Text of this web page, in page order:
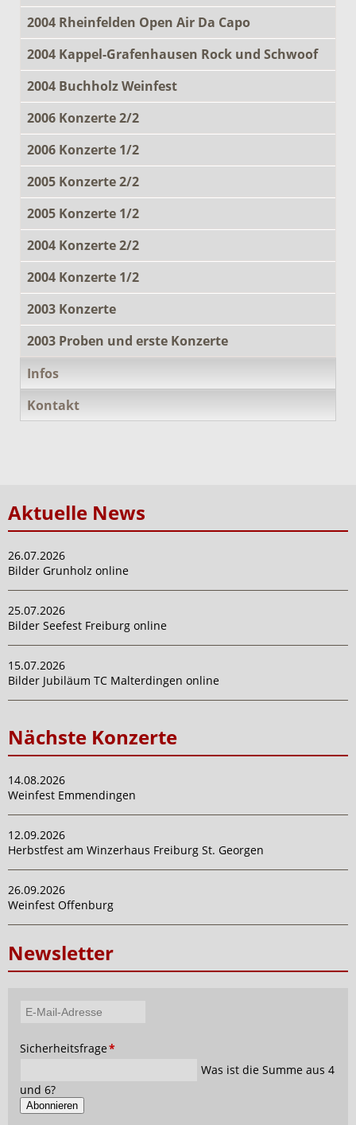
2004 Rheinfelden Open Air Da Capo
2004 Kappel-Grafenhausen Rock und Schwoof
2004 Buchholz Weinfest
2006 Konzerte 2/2
2006 Konzerte 1/2
2005 Konzerte 2/2
2005 Konzerte 1/2
2004 Konzerte 2/2
2004 Konzerte 1/2
2003 Konzerte
2003 Proben und erste Konzerte
Infos
Kontakt
Aktuelle News
26.07.2026
Bilder Grunholz online
25.07.2026
Bilder Seefest Freiburg online
15.07.2026
Bilder Jubiläum TC Malterdingen online
Nächste Konzerte
14.08.2026
Weinfest Emmendingen
12.09.2026
Herbstfest am Winzerhaus Freiburg St. Georgen
26.09.2026
Weinfest Offenburg
Newsletter
Adresse
Pflichtfeld
Sicherheitsfrage*
Was ist die Summe aus 4
und 6?
Abonnieren